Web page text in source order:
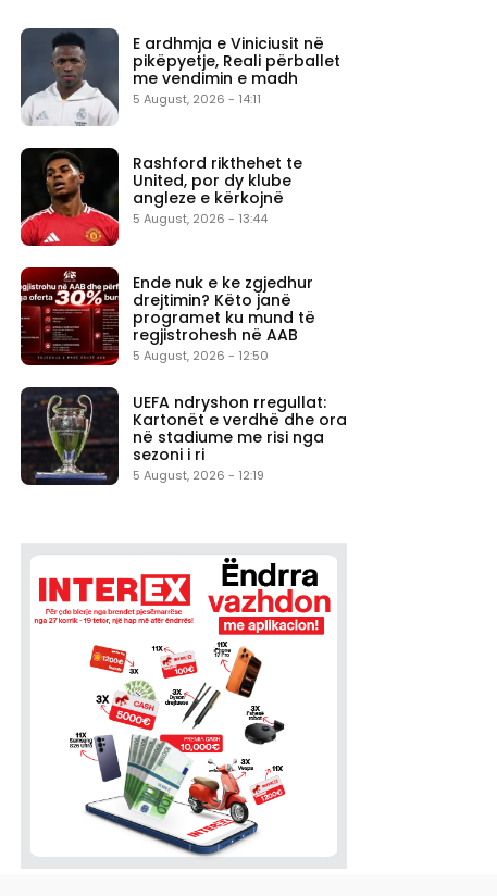
E ardhmja e Viniciusit në
pikëpyetje, Reali përballet
me vendimin e madh
5 August, 2026 - 14:11
Rashford rikthehet te
United, por dy klube
angleze e kërkojnë
5 August, 2026 - 13:44
Ende nuk e ke zgjedhur
drejtimin? Këto janë
programet ku mund të
regjistrohesh në AAB
5 August, 2026 - 12:50
UEFA ndryshon rregullat:
Kartonët e verdhë dhe ora
në stadiume me risi nga
sezoni i ri
5 August, 2026 - 12:19